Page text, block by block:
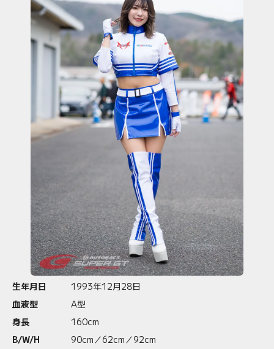
生年月日
1993年12月28日
血液型
A型
身長
160cm
B/W/H
90cm／62cm／92cm